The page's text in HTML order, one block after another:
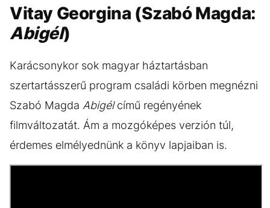
Vitay Georgina (Szabó Magda:
Abigél)
Karácsonykor sok magyar háztartásban
szertartásszerű program családi körben megnézni
Szabó Magda Abigélcímű regényének
filmváltozatát. Ám a mozgóképes verzión túl,
érdemes elmélyednünk a könyv lapjaiban is.